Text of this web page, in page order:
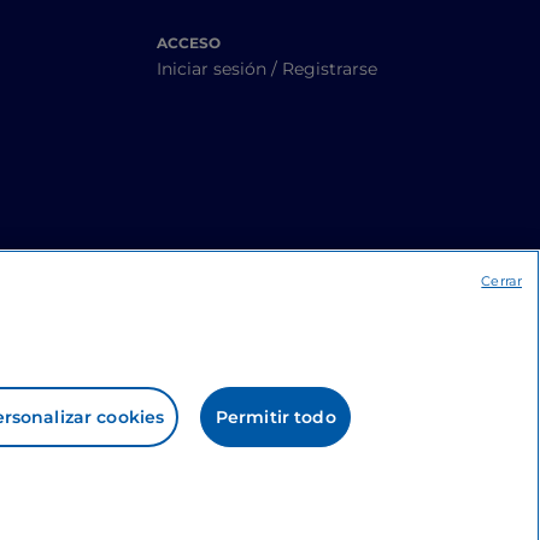
ACCESO
Iniciar sesión / Registrarse
cookies Permitir todo
Cerrar